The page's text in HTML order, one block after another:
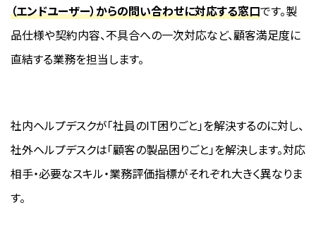
（エンドユーザー）からの問い合わせに対応する窓口です。製
品仕様や契約内容、不具合への一次対応など、顧客満足度に
直結する業務を担当します。
社内ヘルプデスクが「社員のIT困りごと」を解決するのに対し、
社外ヘルプデスクは「顧客の製品困りごと」を解決します。対応
相手・必要なスキル・業務評価指標がそれぞれ大きく異なりま
す。